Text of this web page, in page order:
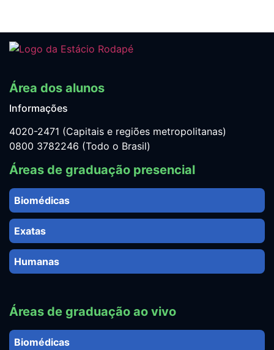
Área dos alunos
Informações
4020-2471 (Capitais e regiões metropolitanas)
0800 3782246 (Todo o Brasil)
Áreas de graduação presencial
Biomédicas
Exatas
Humanas
Áreas de graduação ao vivo
Biomédicas